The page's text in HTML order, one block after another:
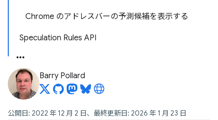
Chrome のアドレスバーの予測候補を表示する
Speculation Rules API
Barry Pollard
公開日: 2022 年 12 月 2 日、最終更新日: 2026 年 1 月 23 日